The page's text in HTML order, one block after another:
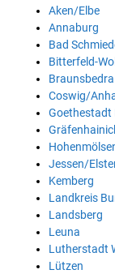
Aken/Elbe
Annaburg
Bad
Bitterfeld-
Braunsbedra
Coswig/
Goethestadt
Jessen/
Kemberg
Landkreis
Landsberg
Leuna
Lutherstadt
Lützen